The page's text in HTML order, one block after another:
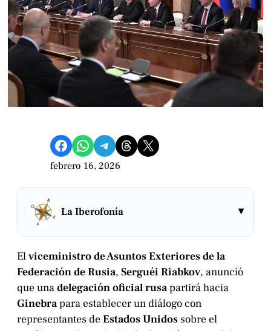
Compartir en Facebook Compartir en WhatsApp Compartir en Telegram Share on Threads Compartir en X
febrero 16, 2026
La Iberofonía ▾
Elviceministro de Asuntos Exteriores de la
Federación de Rusia, Serguéi Riabkov, anunció
que unadelegación oficial rusapartirá hacia
Ginebrapara establecer un diálogo con
representantes deEstados Unidos sobre el